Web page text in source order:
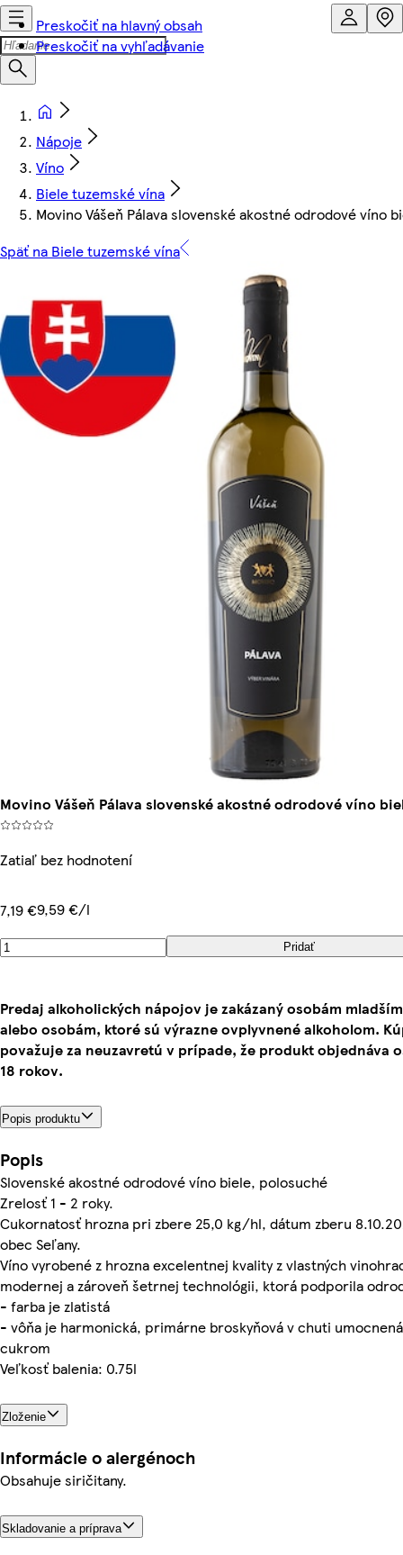
Preskočiť na hlavný obsah
Preskočiť na vyhľadávanie
Nápoje
Víno
Biele tuzemské vína
Movino Vášeň Pálava slovenské akostné odrodové víno
Späť na Biele tuzemské vína
Movino Vášeň Pálava slovenské akostné odrodové víno
Zatiaľ bez hodnotení
7,19 €9,59 €/l
Pridať
Predaj alkoholických nápojov je zakázaný osobám
alebo osobám, ktoré sú výrazne ovplyvnené alkoholom.
považuje za neuzavretú v prípade, že produkt objednáva
18 rokov.
Popis produktu
Popis
Slovenské akostné odrodové víno biele, polosuché
Zrelosť 1 - 2 roky.
Cukornatosť hrozna pri zbere 25,0 kg/hl, dátum zberu
obec Seľany.
Víno vyrobené z hrozna excelentnej kvality z vlastných
modernej a zároveň šetrnej technológii, ktorá podporila
- farba je zlatistá
- vôňa je harmonická, primárne broskyňová v chuti
cukrom
Veľkosť balenia: 0.75l
Zloženie
Informácie o alergénoch
Obsahuje siričitany.
Skladovanie a príprava